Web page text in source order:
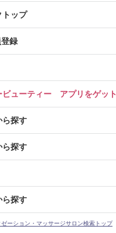
トップ
録
ビューティー アプリをゲット
ら探す
ら探す
ら探す
ゼーション・マッサージサロン検索トップ